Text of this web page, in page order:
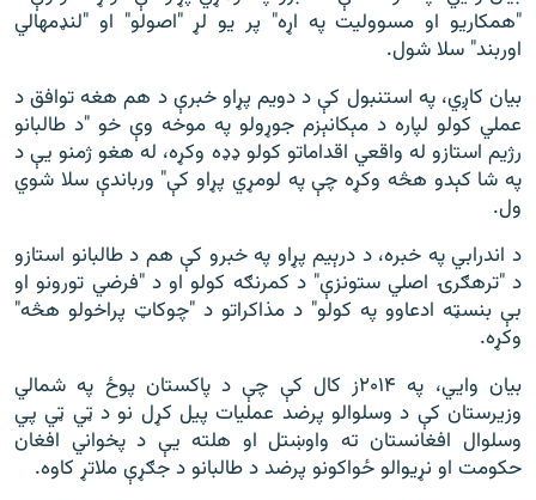
"همکاریو او مسوولیت په اړه" پر یو لړ "اصولو" او "لنډمهالي
اوربند" سلا شول.
بیان کاږي، په استنبول کې د دویم پړاو خبرې د هم هغه توافق د
عملي کولو لپاره د مېکانېزم جوړولو په موخه وې خو "د طالبانو
رژیم استازو له واقعي اقداماتو کولو ډډه وکړه، له هغو ژمنو یې د
په شا کېدو هڅه وکړه چې په لومړي پړاو کې" ورباندې سلا شوي
ول.
د اندرابي په خبره، د درېیم پړاو په خبرو کې هم د طالبانو استازو
د "ترهګرۍ اصلي ستونزې" د کمرنګه کولو او د "فرضي تورونو او
بې بنسټه ادعاوو په کولو" د مذاکراتو د "چوکاټ پراخولو هڅه"
وکړه.
بیان وايي، په ۲۰۱۴ز کال کې چې د پاکستان پوځ په شمالي
وزیرستان کې د وسلوالو پرضد عملیات پیل کړل نو د ټي ټي پي
وسلوال افغانستان ته واوښتل او هلته یې د پخواني افغان
حکومت او نړیوالو ځواکونو پرضد د طالبانو د جګړې ملاتړ کاوه.